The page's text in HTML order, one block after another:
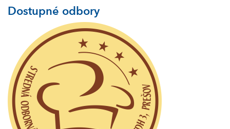
Dostupné odbory